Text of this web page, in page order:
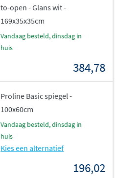
to-open - Glans wit -
169x35x35cm
vandaag besteld, dinsdag in
huis
384,78
Proline Basic spiegel -
100x60cm
vandaag besteld, dinsdag in
huis
Kies een alternatief
196,02